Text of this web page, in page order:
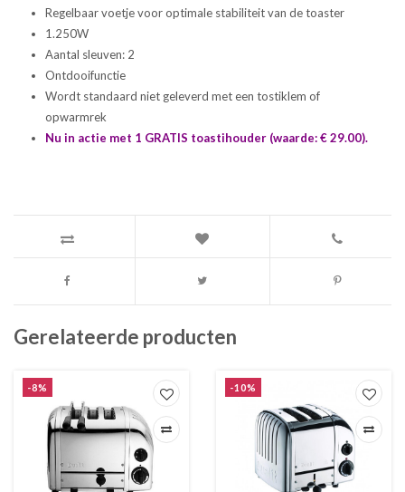
Regelbaar voetje voor optimale stabiliteit van de toaster
1.250W
Aantal sleuven: 2
Ontdooifunctie
Wordt standaard niet geleverd met een tostiklem of
opwarmrek
Nu in actie met 1 GRATIS toastihouder (waarde: € 29.00).
Gerelateerde producten
-8% -10%